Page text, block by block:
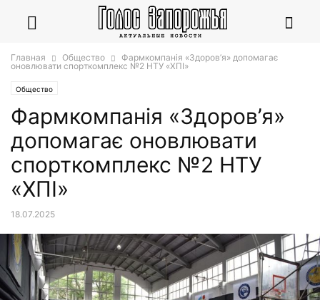
Главная Общество
Фармкомпанія «Здоров’я» допомагає
оновлювати спорткомплекс №2 НТУ «ХПІ»
Общество
Фармкомпанія «Здоров’я»
допомагає оновлювати
спорткомплекс №2 НТУ
«ХПІ»
18.07.2025